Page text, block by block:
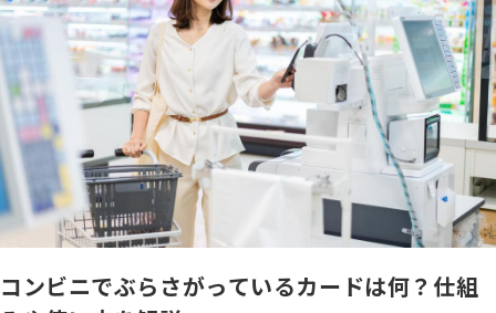
コンビニでぶらさがっているカードは何？仕組